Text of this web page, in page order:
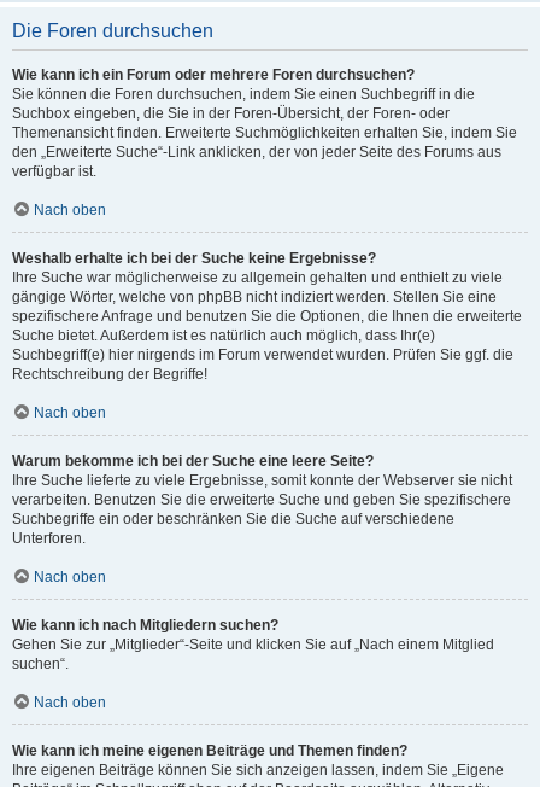
Die Foren durchsuchen
Wie kann ich ein Forum oder mehrere Foren durchsuchen?
Sie können die Foren durchsuchen, indem Sie einen Suchbegriff in die
Suchbox eingeben, die Sie in der Foren-Übersicht, der Foren- oder
Themenansicht finden. Erweiterte Suchmöglichkeiten erhalten Sie, indem Sie
den „Erweiterte Suche“-Link anklicken, der von jeder Seite des Forums aus
verfügbar ist.
Nach oben
Weshalb erhalte ich bei der Suche keine Ergebnisse?
Ihre Suche war möglicherweise zu allgemein gehalten und enthielt zu viele
gängige Wörter, welche von phpBB nicht indiziert werden. Stellen Sie eine
spezifischere Anfrage und benutzen Sie die Optionen, die Ihnen die erweiterte
Suche bietet. Außerdem ist es natürlich auch möglich, dass Ihr(e)
Suchbegriff(e) hier nirgends im Forum verwendet wurden. Prüfen Sie ggf. die
Rechtschreibung der Begriffe!
Nach oben
Warum bekomme ich bei der Suche eine leere Seite?
Ihre Suche lieferte zu viele Ergebnisse, somit konnte der Webserver sie nicht
verarbeiten. Benutzen Sie die erweiterte Suche und geben Sie spezifischere
Suchbegriffe ein oder beschränken Sie die Suche auf verschiedene
Unterforen.
Nach oben
Wie kann ich nach Mitgliedern suchen?
Gehen Sie zur „Mitglieder“-Seite und klicken Sie auf „Nach einem Mitglied
suchen“.
Nach oben
Wie kann ich meine eigenen Beiträge und Themen finden?
Ihre eigenen Beiträge können Sie sich anzeigen lassen, indem Sie „Eigene